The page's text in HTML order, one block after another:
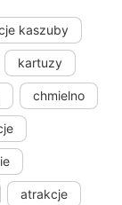
kaszuby
kartuzy
chmielno
atrakcje